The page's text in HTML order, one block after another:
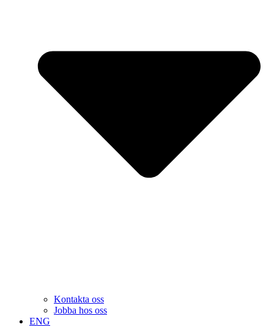
Kontakta oss
Jobba hos oss
ENG